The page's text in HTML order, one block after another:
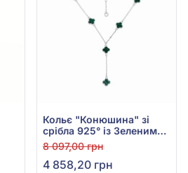
Кольє "Конюшина" зі
срібла 925° із Зеленим
Малахітом, арт. 200/06-
мал6
8 097,00 грн
4 858,20 грн